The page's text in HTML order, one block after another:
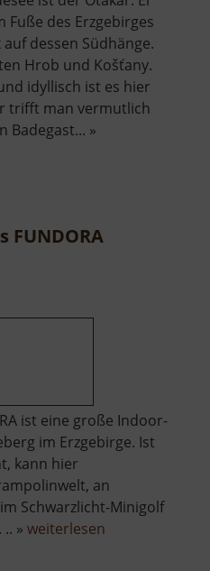
Fuße des Erzgebirges
dessen Südhänge.
Hrob und Košťany.
idyllisch ist es hier
trifft man vermutlich
Badegast... »
FUNDORA
ist eine große Indoor-
im Erzgebirge. Ist
kann hier
an
Schwarzlicht-Minigolf
» weiterlesen